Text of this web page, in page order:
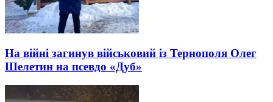
На війні загинув військовий із Тернополя Олег
Шелетин на псевдо «Дуб»